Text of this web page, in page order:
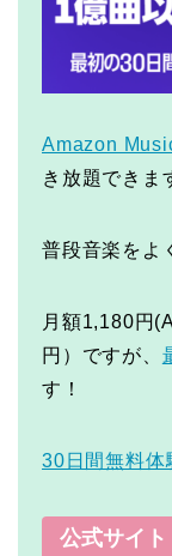
Amazon
き放題できま
普段音楽をよ
月額1,180円
円）ですが、
す！
30日間無料体
公式サイト